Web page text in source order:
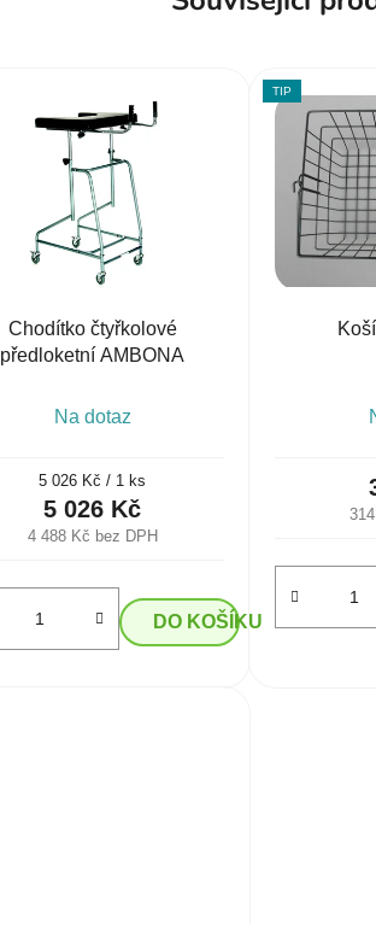
Chodítko čtyřkolové
předloketní AMBONA
Na dotaz
4 488 Kč bez DPH
5 026 Kč
Měrná
cena:
5 026 Kč / 1 ks
DO KOŠÍKU
TIP